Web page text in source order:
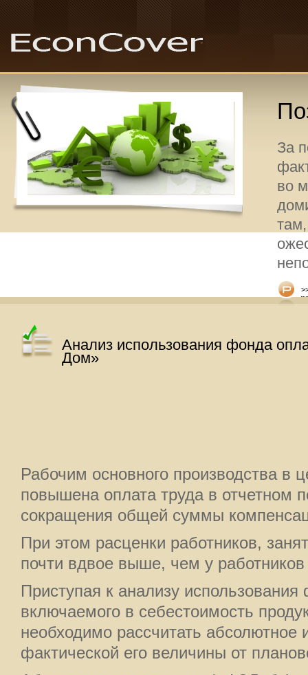
За
во
Анализ использования фонда
Дом»
Рабочим основного производства в
повышена оплата труда в отчетном
сокращения общей суммы
При этом расценки работников,
почти вдвое выше, чем у работников
Приступая к анализу
включаемого в себестоимость
необходимо рассчитать абсолютное
фактической его величины от